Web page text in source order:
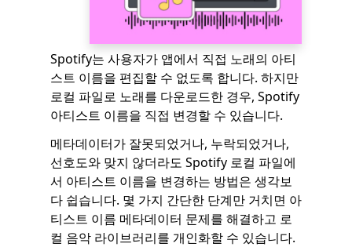
Spotify는 사용자가 앱에서 직접 노래의 아티
스트 이름을 편집할 수 없도록 합니다. 하지만
로컬 파일로 노래를 다운로드한 경우, Spotify
아티스트 이름을 직접 변경할 수 있습니다.
메타데이터가 잘못되었거나, 누락되었거나,
선호도와 맞지 않더라도 Spotify 로컬 파일에
서 아티스트 이름을 변경하는 방법은 생각보
다 쉽습니다. 몇 가지 간단한 단계만 거치면 아
티스트 이름 메타데이터 문제를 해결하고 로
컬 음악 라이브러리를 개인화할 수 있습니다.